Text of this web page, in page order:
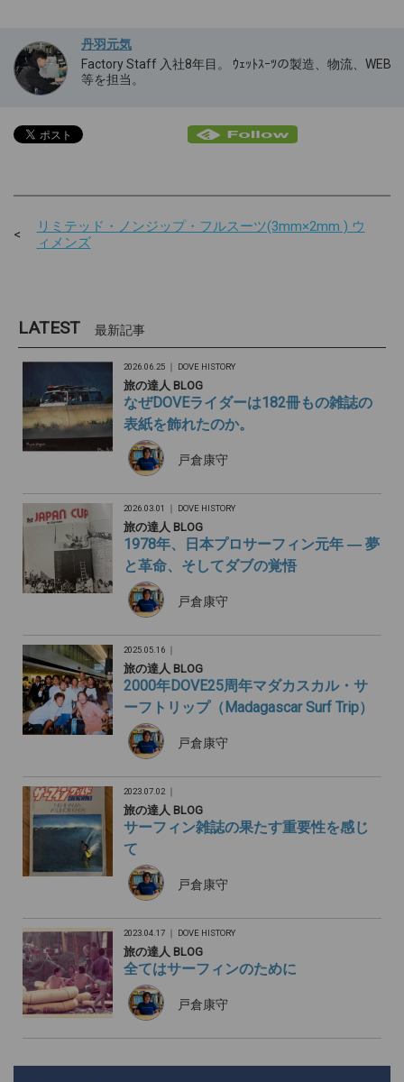
丹羽元気
Factory Staff 入社8年目。 ｳｪｯﾄｽｰﾂの製造、物流、WEB
等を担当。
リミテッド・ノンジップ・フルスーツ(3mm×2mm ) ウ
ィメンズ
LATEST 最新記事
2026.06.25 ｜ DOVE HISTORY
旅の達人 BLOG
なぜDOVEライダーは182冊もの雑誌の
表紙を飾れたのか。
戸倉康守
2026.03.01 ｜ DOVE HISTORY
旅の達人 BLOG
1978年、日本プロサーフィン元年 ― 夢
と革命、そしてダブの覚悟
戸倉康守
2025.05.16 ｜
旅の達人 BLOG
2000年DOVE25周年マダカスカル・サ
ーフトリップ（Madagascar Surf Trip）
戸倉康守
2023.07.02 ｜
旅の達人 BLOG
サーフィン雑誌の果たす重要性を感じ
て
戸倉康守
2023.04.17 ｜ DOVE HISTORY
旅の達人 BLOG
全てはサーフィンのために
戸倉康守